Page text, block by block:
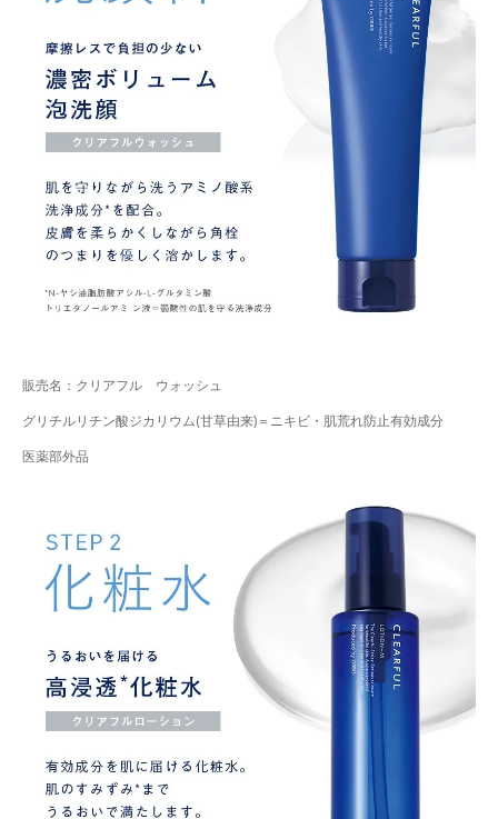
販売名：クリアフル ウォッシュ
グリチルリチン酸ジカリウム(甘草由来)＝ニキビ・肌荒れ防止有効成分
医薬部外品